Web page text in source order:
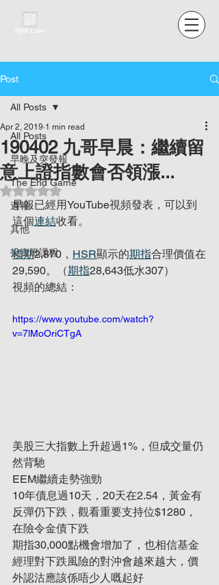
Post
All Posts
早晚及突發報
The End Game
週報
其他
投資班課程
All Posts
190402 九哥早晨：繼續留
意上證指數會否領漲...
Apr 2, 2019 1 min read
Rated NaN out of 5 stars.
早報已經用YouTube視頻發表，可以到
這個連結收看。
標期2,870， HSR顯示的期指合理價值在
29,590。（期指28,643低水307）
視頻的總結：
https://www.youtube.com/watch?
v=7lMoOriCTgA
美股三大指數上升超過1%，但成交量仍
然背馳
EEM繼續走勢強勁
10年債息過10天，20天在2.54，黃金有
反彈仍下跌，觀看重要支持位$1280，
在險令金債下跌
期指30,000點機會增加了，也相信基金
經理對下跌風險的對沖會越來越大，價
外認沽應該係唔少人嘅起好